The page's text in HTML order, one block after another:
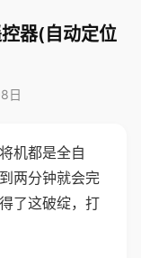
器(自动定位
日
机都是全自
两分钟就会完
了这破绽，打